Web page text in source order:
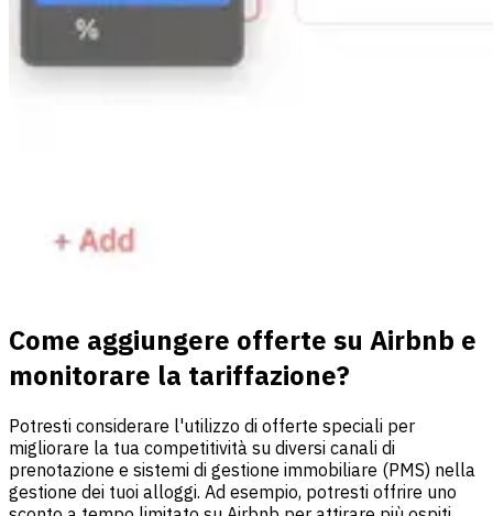
Come aggiungere offerte su Airbnb e
monitorare la tariffazione?
Potresti considerare l'utilizzo di offerte speciali per
migliorare la tua competitività su diversi canali di
prenotazione e sistemi di gestione immobiliare (PMS) nella
gestione dei tuoi alloggi. Ad esempio, potresti offrire uno